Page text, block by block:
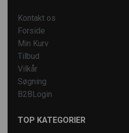
Kontakt os
Forside
Min Kurv
Tilbud
Vilkår
Søgning
B2BLogin
TOP KATEGORIER